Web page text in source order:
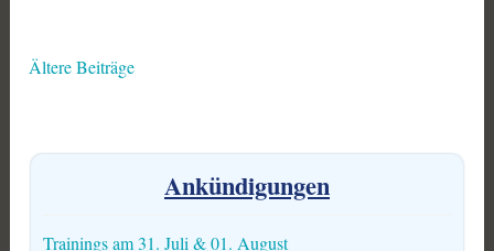
Beitragsnavigation
Ältere Beiträge
Ankündigungen
Trainings am 31. Juli & 01. August